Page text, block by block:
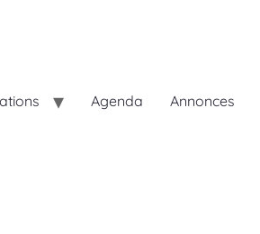
Agenda Annonces